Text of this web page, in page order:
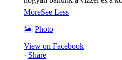
MoreSee Less
Photo
View on Facebook
· Share